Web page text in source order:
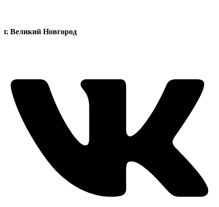
г. Великий Новгород